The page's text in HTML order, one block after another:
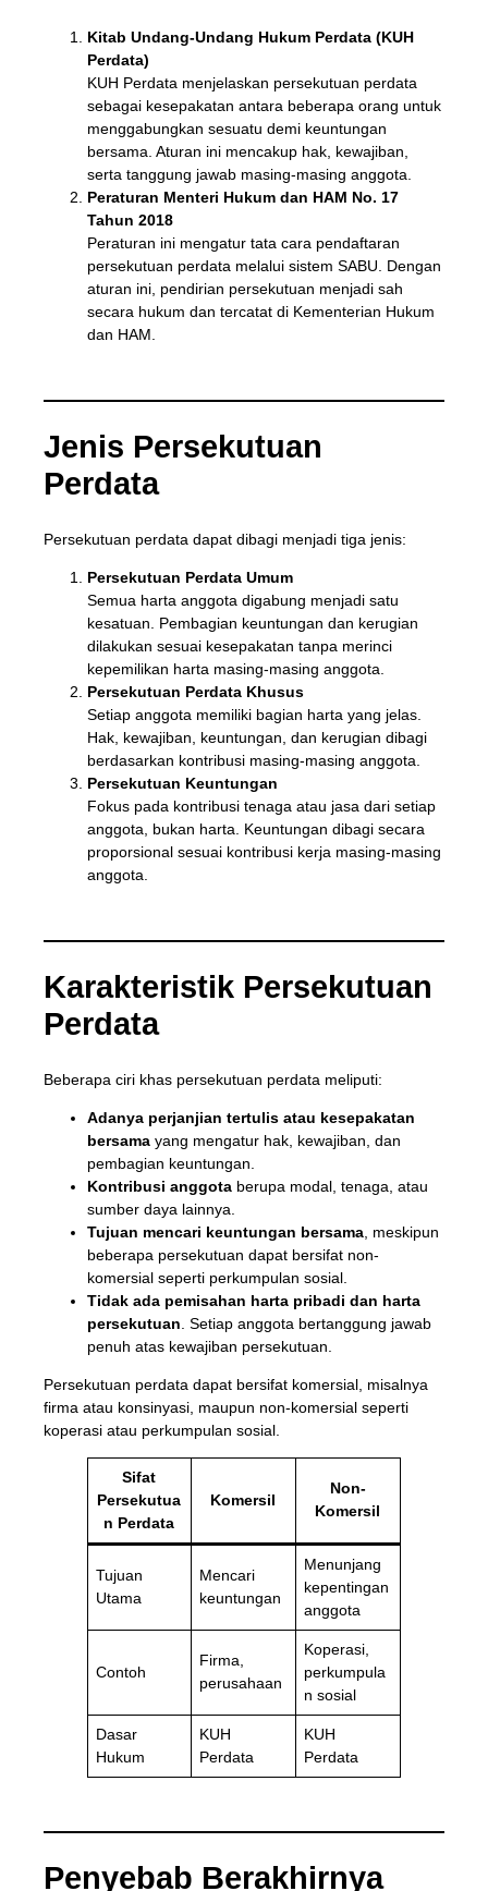
Kitab Undang-Undang Hukum Perdata (KUH
Perdata)
KUH Perdata menjelaskan persekutuan perdata
sebagai kesepakatan antara beberapa orang untuk
menggabungkan sesuatu demi keuntungan
bersama. Aturan ini mencakup hak, kewajiban,
serta tanggung jawab masing-masing anggota.
Peraturan Menteri Hukum dan HAM No. 17
Tahun 2018
Peraturan ini mengatur tata cara pendaftaran
persekutuan perdata melalui sistem SABU. Dengan
aturan ini, pendirian persekutuan menjadi sah
secara hukum dan tercatat di Kementerian Hukum
dan HAM.
Jenis Persekutuan
Perdata
Persekutuan perdata dapat dibagi menjadi tiga jenis:
Persekutuan Perdata Umum
Semua harta anggota digabung menjadi satu
kesatuan. Pembagian keuntungan dan kerugian
dilakukan sesuai kesepakatan tanpa merinci
kepemilikan harta masing-masing anggota.
Persekutuan Perdata Khusus
Setiap anggota memiliki bagian harta yang jelas.
Hak, kewajiban, keuntungan, dan kerugian dibagi
berdasarkan kontribusi masing-masing anggota.
Persekutuan Keuntungan
Fokus pada kontribusi tenaga atau jasa dari setiap
anggota, bukan harta. Keuntungan dibagi secara
proporsional sesuai kontribusi kerja masing-masing
anggota.
Karakteristik Persekutuan
Perdata
Beberapa ciri khas persekutuan perdata meliputi:
Adanya perjanjian tertulis atau kesepakatan
bersamayang mengatur hak, kewajiban, dan
pembagian keuntungan.
Kontribusi anggotaberupa modal, tenaga, atau
sumber daya lainnya.
Tujuan mencari keuntungan bersama, meskipun
beberapa persekutuan dapat bersifat non-
komersial seperti perkumpulan sosial.
Tidak ada pemisahan harta pribadi dan harta
persekutuan . Setiap anggota bertanggung jawab
penuh atas kewajiban persekutuan.
Persekutuan perdata dapat bersifat komersial, misalnya
firma atau konsinyasi, maupun non-komersial seperti
koperasi atau perkumpulan sosial.
Sifat
Persekutua
n Perdata
Komersil
Non-
Komersil
Tujuan
Utama
Mencari
keuntungan
Menunjang
kepentingan
anggota
Contoh
Firma,
perusahaan
Koperasi,
perkumpula
n sosial
Dasar
Hukum
KUH
Perdata
KUH
Perdata
Penyebab Berakhirnya